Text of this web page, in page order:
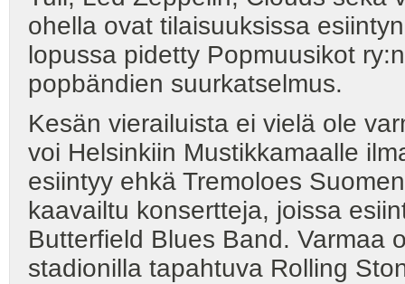
ohella ovat tilaisuuksissa
lopussa pidetty Popmuusikot
popbändien suurkatselmus.
Kesän vierailuista ei vielä ole
voi Helsinkiin Mustikkamaalle
esiintyy ehkä Tremoloes
kaavailtu konsertteja, joissa
Butterfield Blues Band. Varmaa
stadionilla tapahtuva Rolling